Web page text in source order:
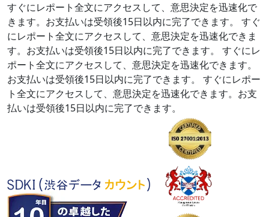
すぐにレポート全文にアクセスして、意思決定を迅速化で
きます。お支払いは受領後15日以内に完了できます。
すぐ
にレポート全文にアクセスして、意思決定を迅速化できま
す。お支払いは受領後15日以内に完了できます。
すぐにレ
ポート全文にアクセスして、意思決定を迅速化できます。
お支払いは受領後15日以内に完了できます。
すぐにレポー
ト全文にアクセスして、意思決定を迅速化できます。お支
払いは受領後15日以内に完了できます。